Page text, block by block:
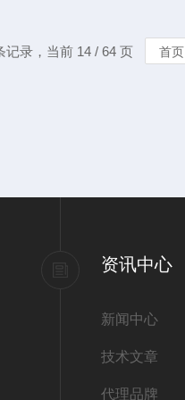
记录，当前 14 / 64 页 首页
资讯中心
新闻中心
技术文章
代理品牌